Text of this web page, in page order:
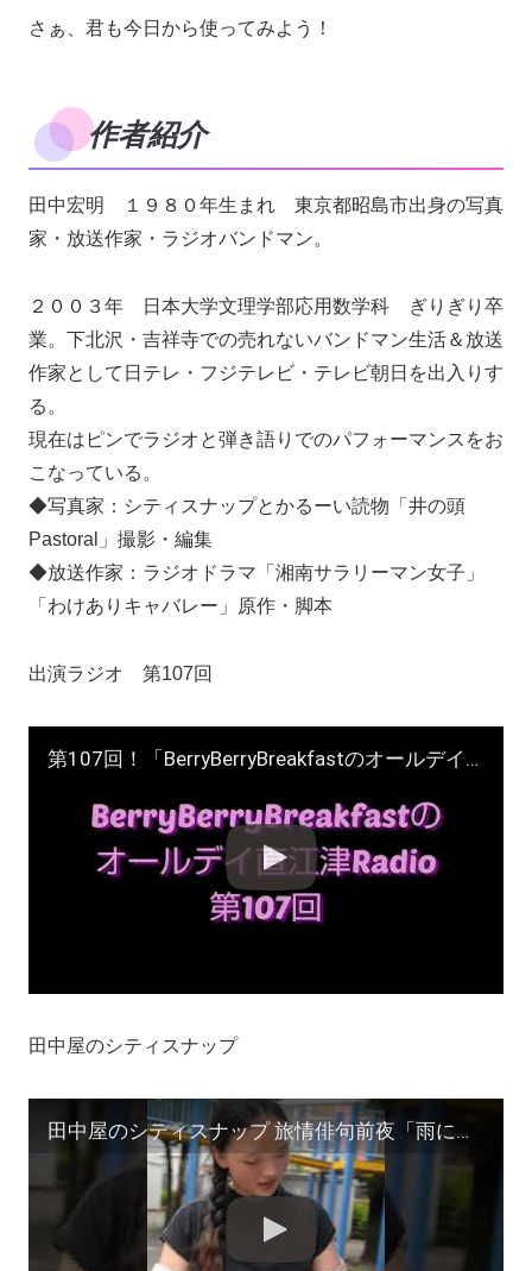
さぁ、君も今日から使ってみよう！
作者紹介
田中宏明 １９８０年生まれ 東京都昭島市出身の写真
家・放送作家・ラジオバンドマン。
２００３年 日本大学文理学部応用数学科 ぎりぎり卒
業。下北沢・吉祥寺での売れないバンドマン生活＆放送
作家として日テレ・フジテレビ・テレビ朝日を出入りす
る。
現在はピンでラジオと弾き語りでのパフォーマンスをお
こなっている。
◆写真家：シティスナップとかるーい読物「井の頭
Pastoral」撮影・編集
◆放送作家：ラジオドラマ「湘南サラリーマン女子」
「わけありキャバレー」原作・脚本
出演ラジオ 第107回
第107回！「BerryBerryBreakfastのオールデイズ直江津Radio」ヨーグルト田中とDJシューカイ 萌える熱海を歩く
田中屋のシティスナップ
田中屋のシティスナップ 旅情俳句前夜「雨に濡れる高田馬場の女」撮影/田中宏明 #サーファー #shorts #zine